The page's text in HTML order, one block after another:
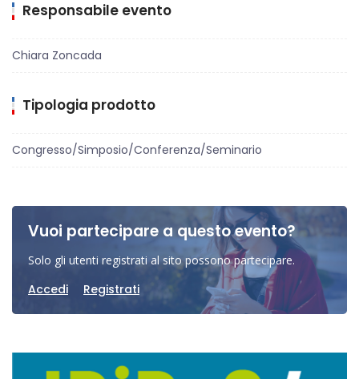
Responsabile evento
Chiara Zoncada
Tipologia prodotto
Congresso/Simposio/Conferenza/Seminario
Vuoi partecipare a questo evento?
Solo gli utenti registrati al sito possono partecipare.
Accedi Registrati